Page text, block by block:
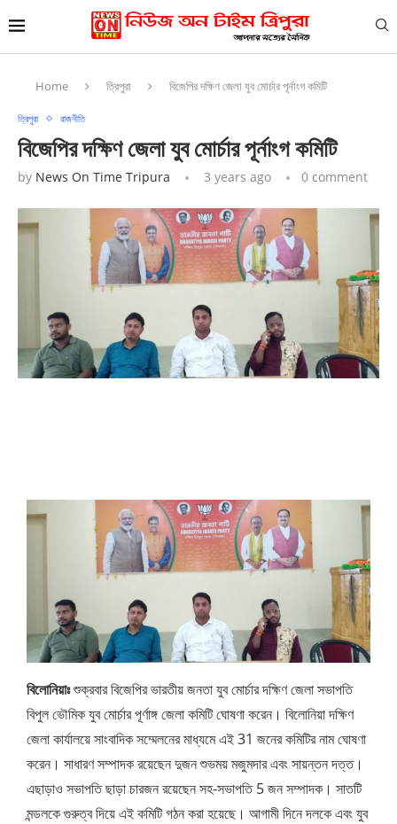
Home ত্রিপুরা বিজেপির দক্ষিণ জেলা যুব মোর্চার পূর্নাংগ কমিটি
ত্রিপুরা রাজনীতি
বিজেপির দক্ষিণ জেলা যুব মোর্চার পূর্নাংগ কমিটি
by News On Time Tripura 3 years ago 0 comment
বিলোনিয়াঃশুক্রবার বিজেপির ভারতীয় জনতা যুব মোর্চার দক্ষিণ জেলা সভাপতি
বিপুল ভৌমিক যুব মোর্চার পূর্ণাঙ্গ জেলা কমিটি ঘোষণা করেন। বিলোনিয়া দক্ষিণ
জেলা কার্যালয়ে সাংবাদিক সম্মেলনের মাধ্যমে এই 31 জনের কমিটির নাম ঘোষণা
করেন। সাধারণ সম্পাদক রয়েছেন দুজন শুভময় মজুমদার এবং সায়ন্তন দত্ত।
এছাড়াও সভাপতি ছাড়া চারজন রয়েছেন সহ-সভাপতি 5 জন সম্পাদক। সাতটি
মন্ডলকে গুরুত্ব দিয়ে এই কমিটি গঠন করা হয়েছে। আগামী দিনে দলকে এবং যুব